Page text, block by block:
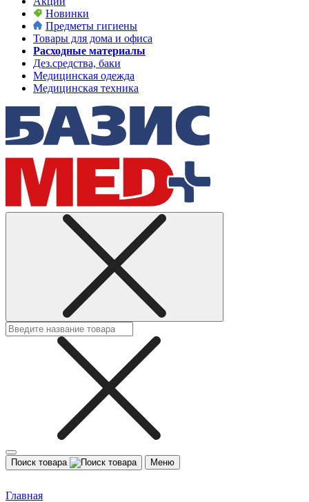
Новинки
Предметы гигиены
Товары для дома и офиса
Расходные материалы
Дез.средства, баки
Медицинская одежда
Медицинская техника
Поиск товара Меню
Главная